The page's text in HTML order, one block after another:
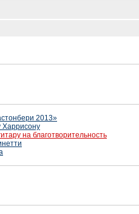
2013»
Харрисону
на благотворительность